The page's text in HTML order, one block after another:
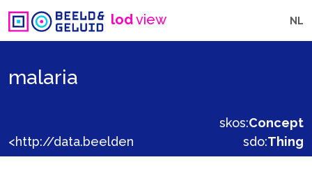
lodview NL
malaria
skos:Concept
sdo:Thing